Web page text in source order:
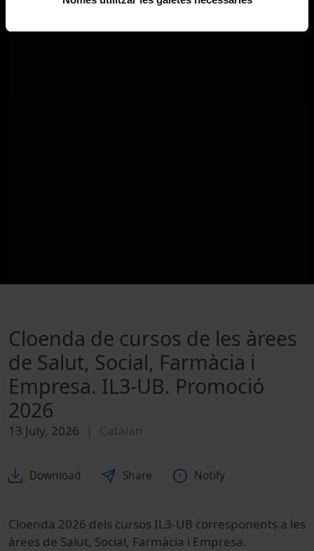
Cloenda de cursos de les àrees
de Salut, Social, Farmàcia i
Empresa. IL3-UB. Promoció
2026
13 July, 2026 Catalan
Download Share Notify
Cloenda 2026 dels cursos IL3-UB corresponents a les
àrees de Salut, Social, Farmàcia i Empresa.